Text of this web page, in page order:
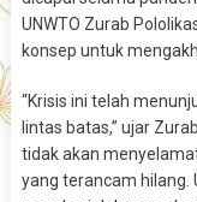
UNWTO Zurab
konsep untuk
“Krisis ini telah
lintas batas,” ujar
tidak akan
yang terancam hilang.